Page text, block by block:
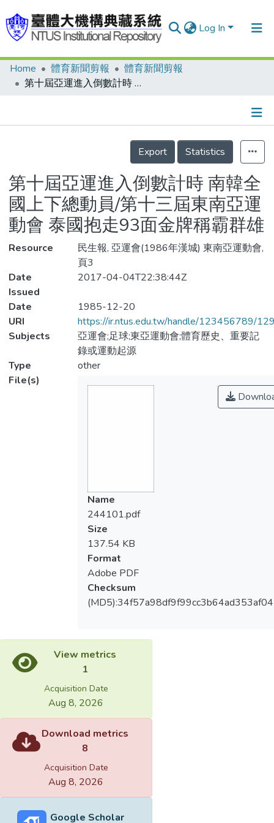
Log In
Communities & Collections
Statistics
Home 體育新聞剪報
體育新聞剪報
第十屆亞運進入倒數計時 南韓全國上下總動員/第十三屆東南亞運動會 泰國抱走93面金牌稱霸群雄
Details
Export
Statistics
第十屆亞運進入倒數計時 南韓全
國上下總動員/第十三屆東南亞運
動會 泰國抱走93面金牌稱霸群雄
Resource
民生報, 亞運會(1986年漢城) 東南亞運動會,
頁3
Date
Issued
2017-04-04T22:38:44Z
Date
1985-12-20
URI
https://ir.ntus.edu.tw/handle/123456789/
Subjects
亞運會;足球;東亞運動會;體育歷史、重要記
錄或運動起源
Type
other
File(s)
Name
244101.pdf
Size
137.54 KB
Format
Adobe PDF
Checksum
View metrics
1
Acquisition Date
Aug 8, 2026
Download metrics
8
Acquisition Date
Aug 8, 2026
Google Scholar